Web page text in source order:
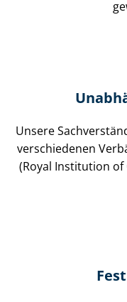
Unsere
verschiedenen
(Royal Institution of